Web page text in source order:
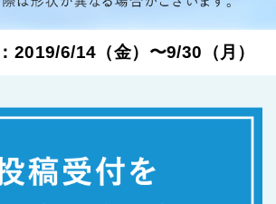
2019/6/14（金）〜9/30（月）